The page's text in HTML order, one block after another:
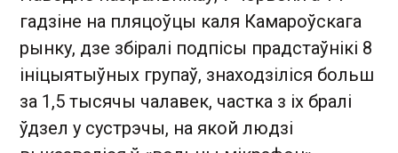
гадзіне на пляцоўцы каля Камароўскага
рынку, дзе збіралі подпісы прадстаўнікі 8
ініцыятыўных групаў, знаходзіліся больш
за 1,5 тысячы чалавек, частка з іх бралі
ўдзел у сустрэчы, на якой людзі